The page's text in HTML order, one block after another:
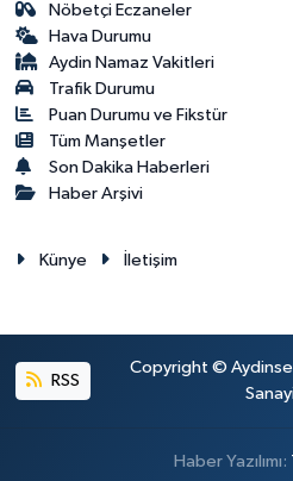
Nöbetçi Eczaneler
Hava Durumu
Aydin Namaz Vakitleri
Trafik Durumu
Puan Durumu ve Fikstür
Tüm Manşetler
Son Dakika Haberleri
Haber Arşivi
Künye İletişim
RSS
Copyright ©
Haber Yazılımı: